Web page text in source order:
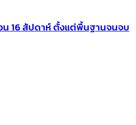
น 16 สัปดาห์ ตั้งแต่พื้นฐานจนจบ